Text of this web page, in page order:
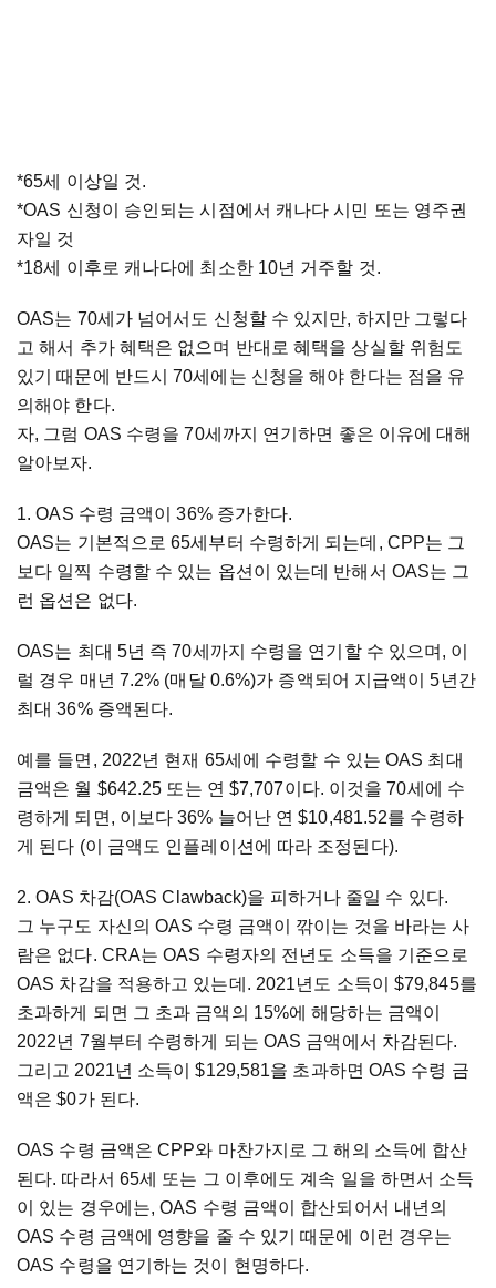
*65세 이상일 것.
*OAS 신청이 승인되는 시점에서 캐나다 시민 또는 영주권
자일 것
*18세 이후로 캐나다에 최소한 10년 거주할 것.
OAS는 70세가 넘어서도 신청할 수 있지만, 하지만 그렇다
고 해서 추가 혜택은 없으며 반대로 혜택을 상실할 위험도
있기 때문에 반드시 70세에는 신청을 해야 한다는 점을 유
의해야 한다.
자, 그럼 OAS 수령을 70세까지 연기하면 좋은 이유에 대해
알아보자.
1. OAS 수령 금액이 36% 증가한다.
OAS는 기본적으로 65세부터 수령하게 되는데, CPP는 그
보다 일찍 수령할 수 있는 옵션이 있는데 반해서 OAS는 그
런 옵션은 없다.
OAS는 최대 5년 즉 70세까지 수령을 연기할 수 있으며, 이
럴 경우 매년 7.2% (매달 0.6%)가 증액되어 지급액이 5년간
최대 36% 증액된다.
예를 들면, 2022년 현재 65세에 수령할 수 있는 OAS 최대
금액은 월 $642.25 또는 연 $7,707이다. 이것을 70세에 수
령하게 되면, 이보다 36% 늘어난 연 $10,481.52를 수령하
게 된다 (이 금액도 인플레이션에 따라 조정된다).
2. OAS 차감(OAS Clawback)을 피하거나 줄일 수 있다.
그 누구도 자신의 OAS 수령 금액이 깎이는 것을 바라는 사
람은 없다. CRA는 OAS 수령자의 전년도 소득을 기준으로
OAS 차감을 적용하고 있는데. 2021년도 소득이 $79,845를
초과하게 되면 그 초과 금액의 15%에 해당하는 금액이
2022년 7월부터 수령하게 되는 OAS 금액에서 차감된다.
그리고 2021년 소득이 $129,581을 초과하면 OAS 수령 금
액은 $0가 된다.
OAS 수령 금액은 CPP와 마찬가지로 그 해의 소득에 합산
된다. 따라서 65세 또는 그 이후에도 계속 일을 하면서 소득
이 있는 경우에는, OAS 수령 금액이 합산되어서 내년의
OAS 수령 금액에 영향을 줄 수 있기 때문에 이런 경우는
OAS 수령을 연기하는 것이 현명하다.